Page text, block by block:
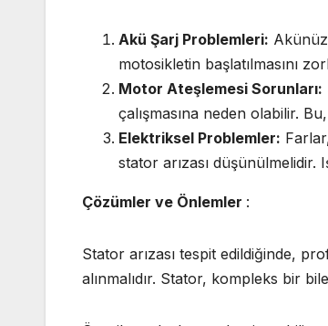
Akü Şarj Problemleri:
motosikletin başlatılmasını
Motor Ateşlemesi Sorunları:
çalışmasına neden olabilir.
Elektriksel Problemler:
stator arızası düşünülmelidir.
Çözümler ve Önlemler :
Stator arızası tespit edildiğinde,
alınmalıdır. Stator, kompleks bir